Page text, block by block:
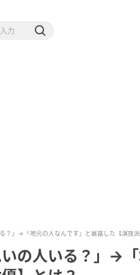
？」→「地元の人なんです」と暴露した【演技
の人いる？」→